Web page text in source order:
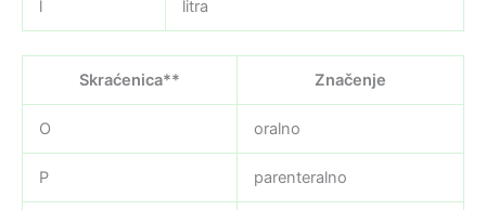
l litra
Skraćenica** Značenje
O oralno
P parenteralno